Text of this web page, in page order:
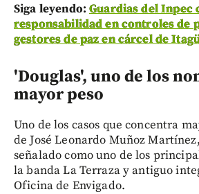
Siga leyendo:Guardias del Inpec
responsabilidad en controles de
gestores de paz en cárcel de
'Douglas', uno de los
mayor peso
Uno de los casos que concentra
de José Leonardo Muñoz
señalado como uno de los
la banda La Terraza y antiguo
Oficina de Envigado.